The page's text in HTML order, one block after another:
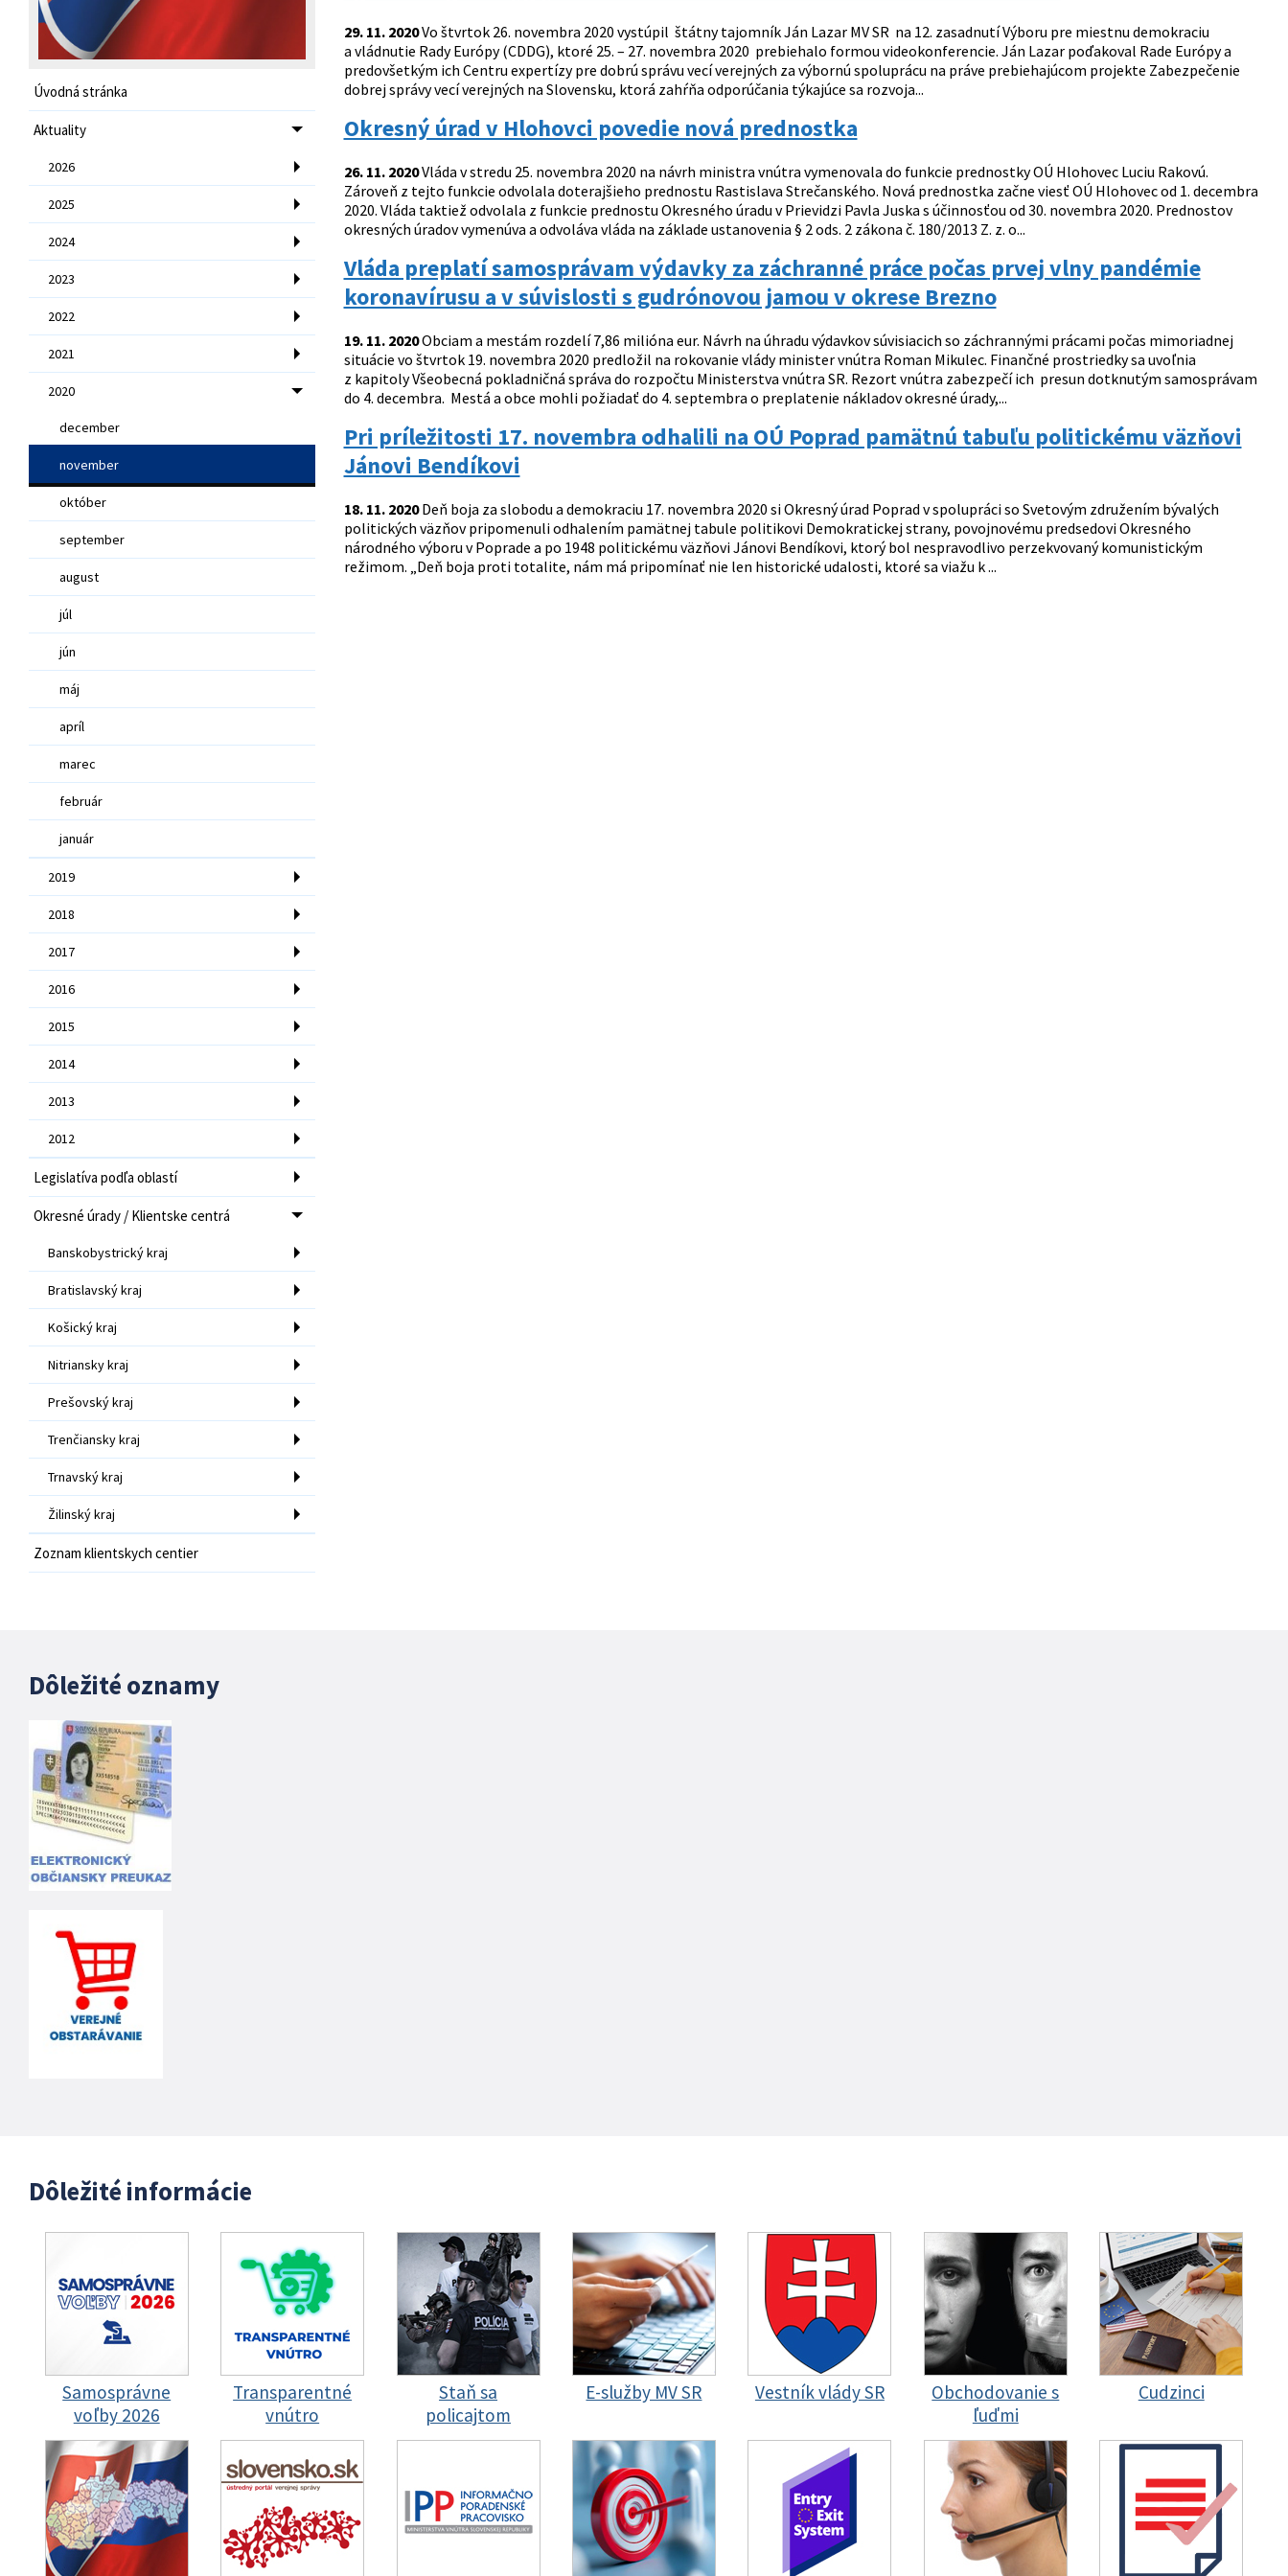
Úvodná stránka
Aktuality
2026
2025
2024
2023
2022
2021
2020
december
november
október
september
august
júl
jún
máj
apríl
marec
február
január
2019
2018
2017
2016
2015
2014
2013
2012
Legislatíva podľa oblastí
Okresné úrady / Klientske centrá
Banskobystrický kraj
Bratislavský kraj
Košický kraj
Nitriansky kraj
Prešovský kraj
Trenčiansky kraj
Trnavský kraj
Žilinský kraj
Zoznam klientskych centier
29. 11. 2020Vo štvrtok 26. novembra 2020 vystúpil štátny tajomník Ján Lazar MV SR na 12. zasadnutí Výboru pre miestnu demokraciu
a vládnutie Rady Európy (CDDG), ktoré 25. – 27. novembra 2020 prebiehalo formou videokonferencie. Ján Lazar poďakoval Rade Európy a
predovšetkým ich Centru expertízy pre dobrú správu vecí verejných za výbornú spoluprácu na práve prebiehajúcom projekte Zabezpečenie
dobrej správy vecí verejných na Slovensku, ktorá zahŕňa odporúčania týkajúce sa rozvoja...
Okresný úrad v Hlohovci povedie nová prednostka
26. 11. 2020Vláda v stredu 25. novembra 2020 na návrh ministra vnútra vymenovala do funkcie prednostky OÚ Hlohovec Luciu Rakovú.
Zároveň z tejto funkcie odvolala doterajšieho prednostu Rastislava Strečanského. Nová prednostka začne viesť OÚ Hlohovec od 1. decembra
2020. Vláda taktiež odvolala z funkcie prednostu Okresného úradu v Prievidzi Pavla Juska s účinnosťou od 30. novembra 2020. Prednostov
okresných úradov vymenúva a odvoláva vláda na základe ustanovenia § 2 ods. 2 zákona č. 180/2013 Z. z. o...
Vláda preplatí samosprávam výdavky za záchranné práce počas prvej vlny pandémie
koronavírusu a v súvislosti s gudrónovou jamou v okrese Brezno
19. 11. 2020Obciam a mestám rozdelí 7,86 milióna eur. Návrh na úhradu výdavkov súvisiacich so záchrannými prácami počas mimoriadnej
situácie vo štvrtok 19. novembra 2020 predložil na rokovanie vlády minister vnútra Roman Mikulec. Finančné prostriedky sa uvoľnia
z kapitoly Všeobecná pokladničná správa do rozpočtu Ministerstva vnútra SR. Rezort vnútra zabezpečí ich presun dotknutým samosprávam
do 4. decembra. Mestá a obce mohli požiadať do 4. septembra o preplatenie nákladov okresné úrady,...
Pri príležitosti 17. novembra odhalili na OÚ Poprad pamätnú tabuľu politickému väzňovi
Jánovi Bendíkovi
18. 11. 2020Deň boja za slobodu a demokraciu 17. novembra 2020 si Okresný úrad Poprad v spolupráci so Svetovým združením bývalých
politických väzňov pripomenuli odhalením pamätnej tabule politikovi Demokratickej strany, povojnovému predsedovi Okresného
národného výboru v Poprade a po 1948 politickému väzňovi Jánovi Bendíkovi, ktorý bol nespravodlivo perzekvovaný komunistickým
režimom. „Deň boja proti totalite, nám má pripomínať nie len historické udalosti, ktoré sa viažu k ...
Dôležité oznamy
Dôležité informácie
Samosprávne
voľby 2026
Transparentné
vnútro
Staň sa
policajtom
E-služby MV SR Vestník vlády SR
Obchodovanie s
ľuďmi
Cudzinci